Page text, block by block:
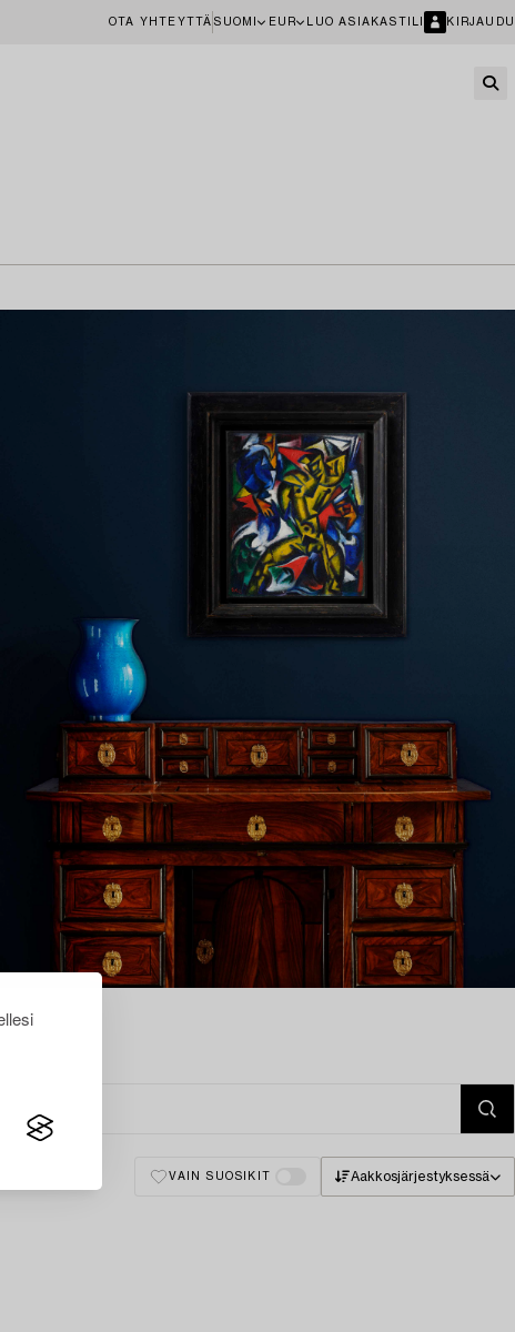
OTA YHTEYTTÄ SUOMI EUR LUO ASIAKASTILI KIRJAUDU
VAIN SUOSIKIT Aakkosjärjestyksessä